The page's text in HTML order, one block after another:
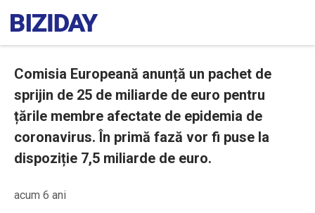
Comisia Europeană anunță un pachet de
sprijin de 25 de miliarde de euro pentru
țările membre afectate de epidemia de
coronavirus. În primă fază vor fi puse la
dispoziție 7,5 miliarde de euro.
acum 6 ani